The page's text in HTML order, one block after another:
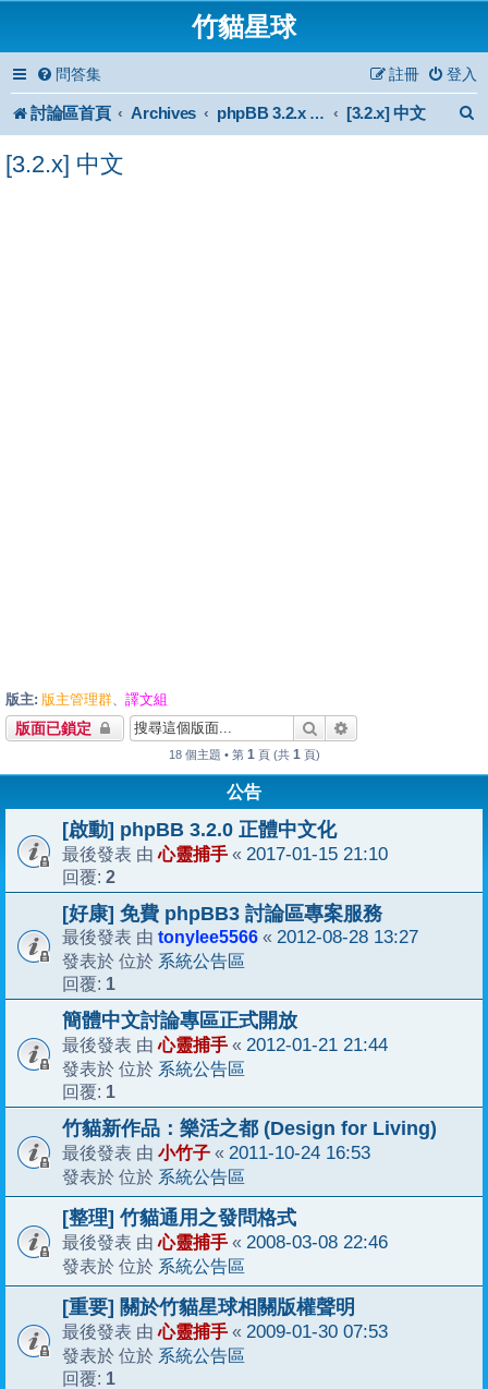
竹貓星球
問答集 登入
註冊
討論區首頁 Archives phpBB 3.2.x Forum Archive [3.2.x] 中文
[3.2.x] 中文
版主: 版主管理群、 譯文組
版面已鎖定 搜尋
18 個主題 • 第 1 頁 (共 1 頁)
公告
[啟動] phpBB 3.2.0 正體中文化
最後發表 由心靈捕手 « 2017-01-15 21:10
回覆: 2
[好康] 免費 phpBB3 討論區專案服務
最後發表 由 tonylee5566 « 2012-08-28 13:27
發表於 位於 系統公告區
回覆: 1
簡體中文討論專區正式開放
最後發表 由心靈捕手 « 2012-01-21 21:44
發表於 位於 系統公告區
回覆: 1
竹貓新作品：樂活之都 (Design for Living)
最後發表 由 小竹子 « 2011-10-24 16:53
發表於 位於 系統公告區
[整理] 竹貓通用之發問格式
最後發表 由心靈捕手 « 2008-03-08 22:46
發表於 位於 系統公告區
[重要] 關於竹貓星球相關版權聲明
最後發表 由心靈捕手 « 2009-01-30 07:53
發表於 位於 系統公告區
回覆: 1